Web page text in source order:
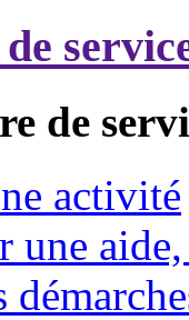
de
activité
une